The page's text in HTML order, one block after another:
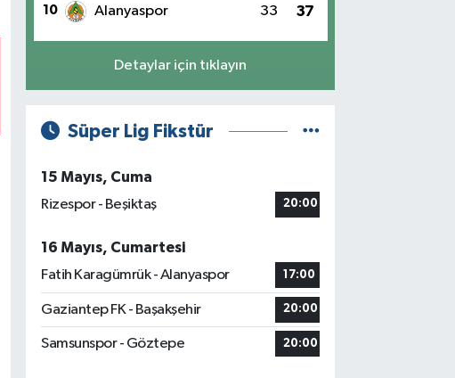
10 Alanyaspor 33 37
Detaylar için tıklayın
Süper Lig Fikstür
15 Mayıs, Cuma
Rizespor - Beşiktaş
20:00
16 Mayıs, Cumartesi
Fatih Karagümrük - Alanyaspor
17:00
Gaziantep FK - Başakşehir 20:00
Samsunspor - Göztepe 20:00